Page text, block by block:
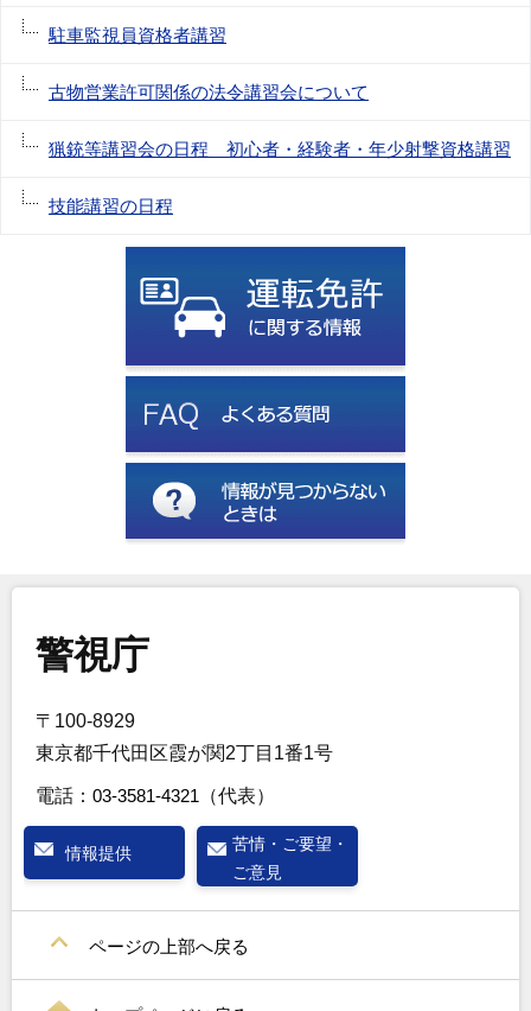
駐車監視員資格者講習
古物営業許可関係の法令講習会について
猟銃等講習会の日程 初心者・経験者・年少射撃資格講習
技能講習の日程
警視庁
〒100-8929
東京都千代田区霞が関2丁目1番1号
電話： 03-3581-4321 （代表）
情報提供
苦情・ご要望・
ご意見
ページの上部へ戻る